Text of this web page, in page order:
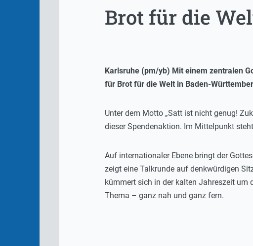
Brot für die
Karlsruhe (pm/yb) Mit einem zentralen
für Brot für die Welt in Baden-
Unter dem Motto „Satt ist nicht genug!
dieser Spendenaktion. Im Mittelpunkt
Auf internationaler Ebene bringt der
zeigt eine Talkrunde auf denkwürdigen
kümmert sich in der kalten Jahreszeit um
Thema – ganz nah und ganz fern.